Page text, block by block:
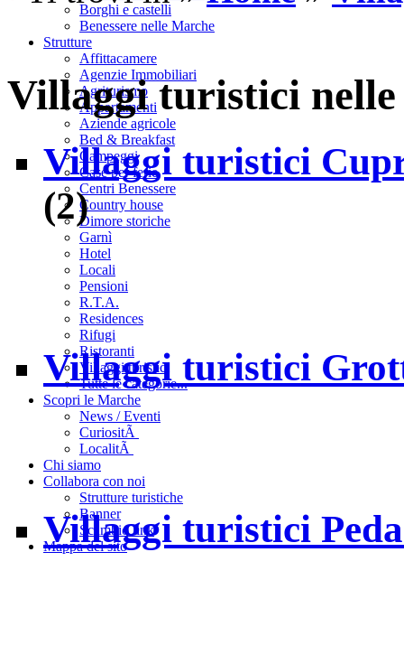
Borghi e castelli
Benessere nelle Marche
Strutture
Affittacamere
Agenzie Immobiliari
Agriturismo
Appartamenti
Aziende agricole
Bed & Breakfast
Campeggi
Case per ferie
Centri Benessere
Country house
Dimore storiche
Garnì
Hotel
Locali
Pensioni
R.T.A.
Residences
Rifugi
Ristoranti
Villaggi turistici
Tutte le categorie...
Scopri le Marche
News / Eventi
CuriositÃ
LocalitÃ
Chi siamo
Collabora con noi
Strutture turistiche
Banner
Scambio link
Mappa del sito
Villaggi turistici
Villaggi turistici
(2)
Villaggi turistici
Villaggi turistici